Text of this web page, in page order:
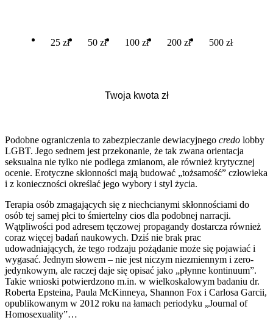
25 zł 50 zł 100 zł 200 zł 500 zł
Podobne ograniczenia to zabezpieczanie dewiacyjnego credo lobby
LGBT. Jego sednem jest przekonanie, że tak zwana orientacja
seksualna nie tylko nie podlega zmianom, ale również krytycznej
ocenie. Erotyczne skłonności mają budować „tożsamość” człowieka
i z konieczności określać jego wybory i styl życia.
Terapia osób zmagających się z niechcianymi skłonnościami do
osób tej samej płci to śmiertelny cios dla podobnej narracji.
Wątpliwości pod adresem tęczowej propagandy dostarcza również
coraz więcej badań naukowych. Dziś nie brak prac
udowadniających, że tego rodzaju pożądanie może się pojawiać i
wygasać. Jednym słowem – nie jest niczym niezmiennym i zero-
jedynkowym, ale raczej daje się opisać jako „płynne kontinuum”.
Takie wnioski potwierdzono m.in. w wielkoskalowym badaniu dr.
Roberta Epsteina, Paula McKinneya, Shannon Fox i Carlosa Garcii,
opublikowanym w 2012 roku na łamach periodyku „Journal of
Homosexuality”…